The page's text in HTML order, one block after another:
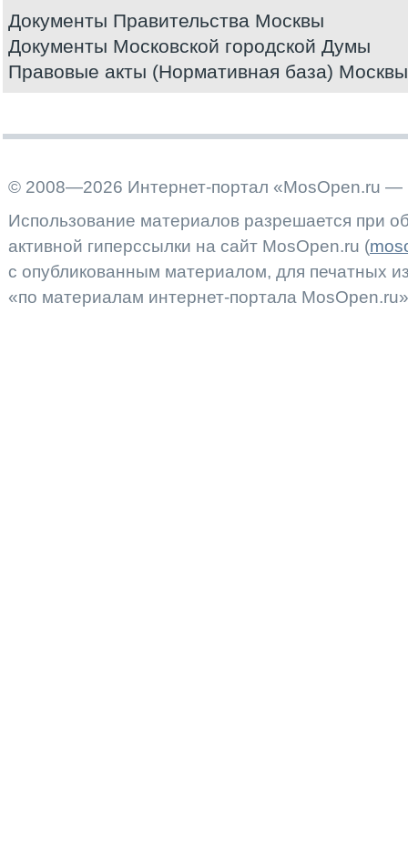
Документы Правительства Москвы
Документы Московской городской Думы
Правовые акты (Нормативная база) Москвы
© 2008—2026 Интернет-портал «MosOpen.ru —
Использование материалов разрешается при
активной гиперссылки на сайт MosOpen.ru (
с опубликованным материалом, для печатных
«по материалам интернет-портала